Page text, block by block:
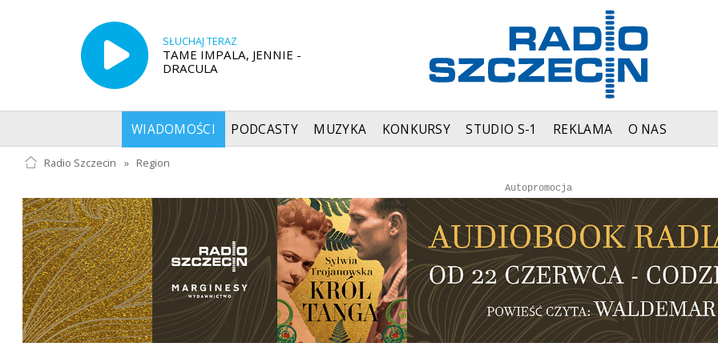
SŁUCHAJ TERAZ
TAME IMPALA, JENNIE -
DRACULA
WIADOMOŚCI PODCASTY MUZYKA KONKURSY STUDIO S-1 REKLAMA O NAS
Radio Szczecin » Region
Autopromocja
Reklama